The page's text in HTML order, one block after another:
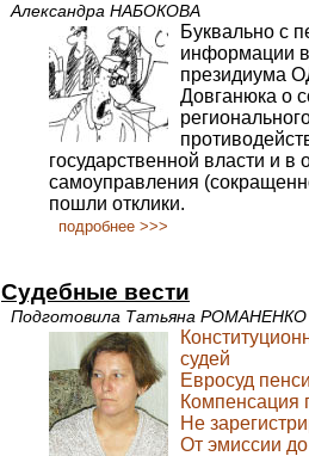
Александра НАБОКОВА
Буквально с
информации в
президиума
Довганюка о
государственной власти и в
самоуправления
пошли отклики.
подробнее >>>
Судебные вести
Подготовила Татьяна РОМАНЕНКО
судей
Евросуд
Компенсация
Не
От эмиссии